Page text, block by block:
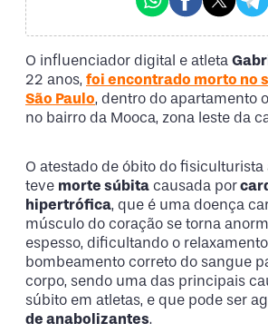
O influenciador digital e atleta
22 anos, foi encontrado morto no
São Paulo, dentro do apartamento
no bairro da Mooca, zona leste da
O atestado de óbito do
teve morte súbita causada por
hipertrófica, que é uma doença
músculo do coração se torna
espesso, dificultando o
bombeamento correto do sangue
corpo, sendo uma das principais
súbito em atletas, e que pode ser
de anabolizantes.